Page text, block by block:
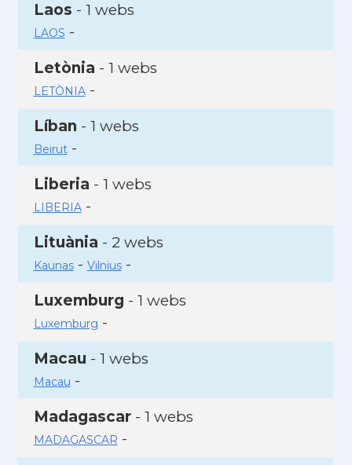
Laos - 1 webs
LAOS -
Letònia - 1 webs
LETÒNIA-
Líban - 1 webs
Beirut-
Liberia - 1 webs
LIBERIA-
Lituània - 2 webs
Kaunas- Vilnius-
Luxemburg - 1 webs
Luxemburg -
Macau - 1 webs
Macau -
Madagascar- 1 webs
MADAGASCAR -